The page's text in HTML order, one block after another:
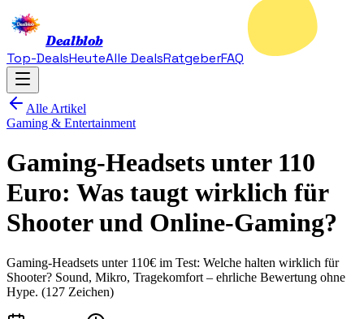
Dealblob
Top-DealsHeuteAlle DealsRatgeberFAQ
Alle Artikel
Gaming & Entertainment
Gaming-Headsets unter 110
Euro: Was taugt wirklich für
Shooter und Online-Gaming?
Gaming-Headsets unter 110€ im Test: Welche halten wirklich für
Shooter? Sound, Mikro, Tragekomfort – ehrliche Bewertung ohne
Hype. (127 Zeichen)